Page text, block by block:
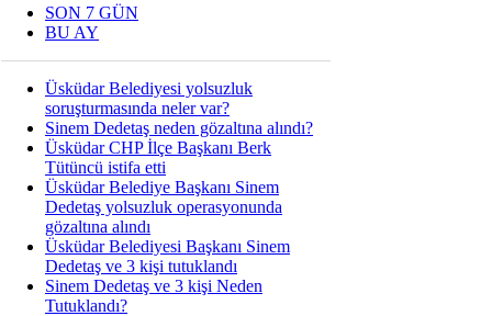
SON 7 GÜN
BU AY
Üsküdar Belediyesi yolsuzluk
soruşturmasında neler var?
Sinem Dedetaş neden gözaltına alındı?
Üsküdar CHP İlçe Başkanı Berk
Tütüncü istifa etti
Üsküdar Belediye Başkanı Sinem
Dedetaş yolsuzluk operasyonunda
gözaltına alındı
Üsküdar Belediyesi Başkanı Sinem
Dedetaş ve 3 kişi tutuklandı
Sinem Dedetaş ve 3 kişi Neden
Tutuklandı?